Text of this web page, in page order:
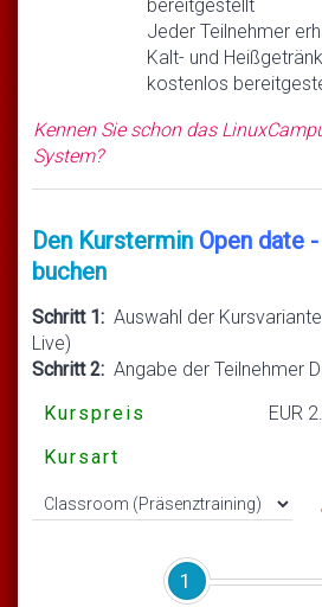
bereitgestellt
Jeder Teilnehmer
Kalt- und
kostenlos
Kennen Sie schon das
System?
Den Kurstermin Open date
buchen
Schritt 1: Auswahl der
Live)
Schritt 2: Angabe der Teilnehmer
Kurspreis
EUR
Kursart
1